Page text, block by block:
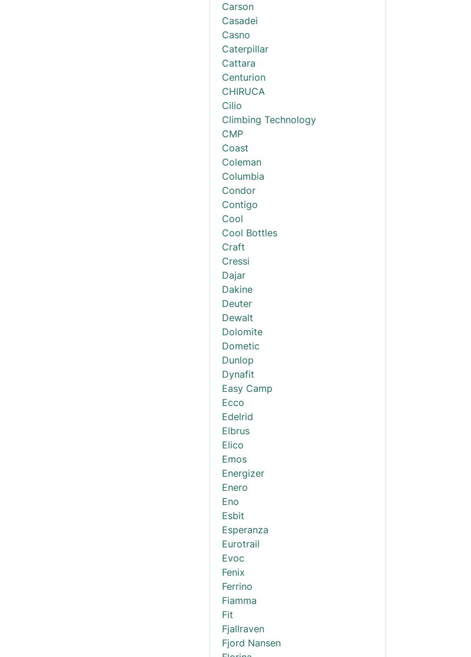
Carson
Casadei
Casno
Caterpillar
Cattara
Centurion
CHIRUCA
Cilio
Climbing Technology
CMP
Coast
Coleman
Columbia
Condor
Contigo
Cool
Cool Bottles
Craft
Cressi
Dajar
Dakine
Deuter
Dewalt
Dolomite
Dometic
Dunlop
Dynafit
Easy Camp
Ecco
Edelrid
Elbrus
Elico
Emos
Energizer
Enero
Eno
Esbit
Esperanza
Eurotrail
Evoc
Fenix
Ferrino
Fiamma
Fit
Fjallraven
Fjord Nansen